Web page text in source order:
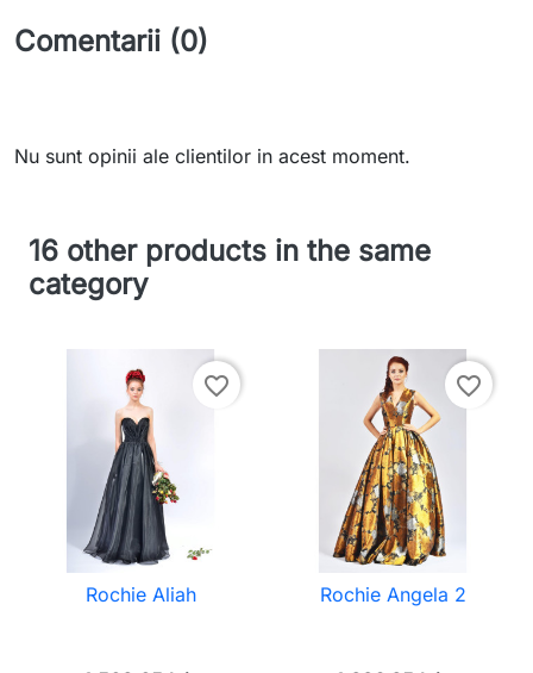
Comentarii (0)
Nu sunt opinii ale clientilor in acest moment.
16 other products in the same
category
favorite_border
Rochie Aliah
favorite_border
Rochie Angela 2